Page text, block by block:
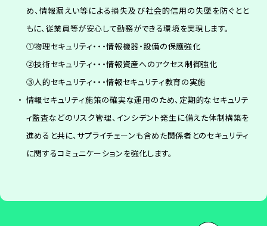
め、情報漏えい等による損失及び社会的信用の失墜を防ぐとと
もに、従業員等が安心して勤務ができる環境を実現します。
①物理セキュリティ・・・情報機器・設備の保護強化
②技術セキュリティ・・・情報資産へのアクセス制御強化
③人的セキュリティ・・・情報セキュリティ教育の実施
情報セキュリティ施策の確実な運用のため、定期的なセキュリテ
ィ監査などのリスク管理、インシデント発生に備えた体制構築を
進めると共に、サプライチェーンも含めた関係者とのセキュリティ
に関するコミュニケーションを強化します。